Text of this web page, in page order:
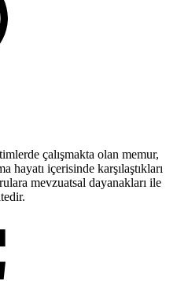
çalışmakta olan memur,
hayatı içerisinde karşılaştıkları
mevzuatsal dayanakları ile